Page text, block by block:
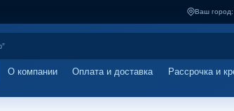
Ваш город:
О компании Оплата и доставка Рассрочка и